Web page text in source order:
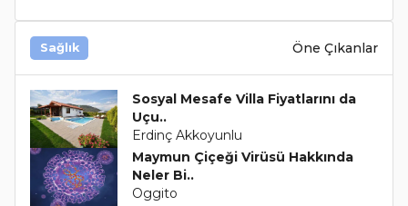
Sağlık Öne Çıkanlar
Sosyal Mesafe Villa Fiyatlarını da
Uçu..
Erdinç Akkoyunlu
Maymun Çiçeği Virüsü Hakkında
Neler Bi..
Oggito